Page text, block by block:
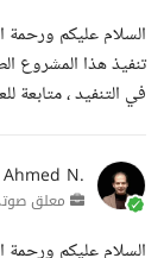
السلام عليكم ورحمة
تنفيذ هذا المشروع
في التنفيد ، متابعة
Ahmed N.
معلق
السلام عليكم ورحمة